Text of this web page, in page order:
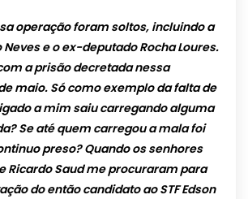
operação foram soltos, incluindo a
e o ex-deputado Rocha Loures.
a prisão decretada nessa
maio. Só como exemplo da falta de
a mim saiu carregando alguma
Se até quem carregou a mala foi
preso? Quando os senhores
Ricardo Saud me procuraram para
do então candidato ao STF Edson